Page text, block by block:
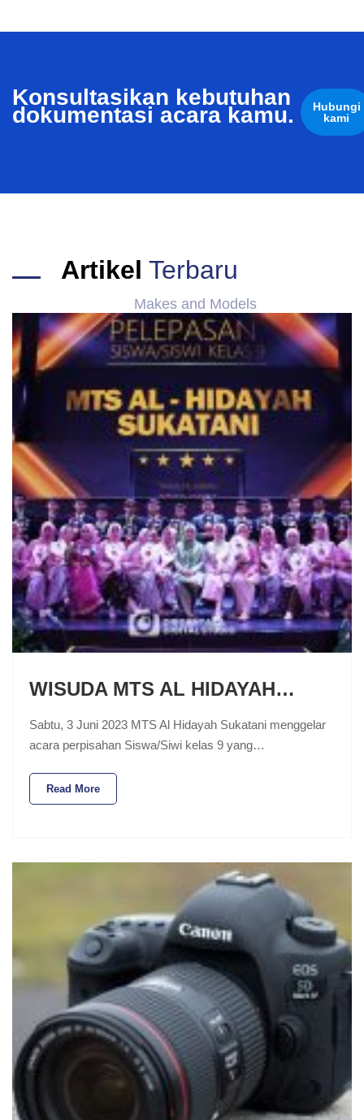
Konsultasikan kebutuhan
dokumentasi acara kamu.
Hubungi
kami
Artikel Terbaru
Makes and Models
WISUDA MTS AL HIDAYAH…
Sabtu, 3 Juni 2023 MTS Al Hidayah Sukatani menggelar
acara perpisahan Siswa/Siwi kelas 9 yang…
Read More